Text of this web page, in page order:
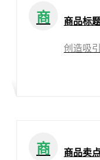
商 商品标
创造吸
商 商品卖